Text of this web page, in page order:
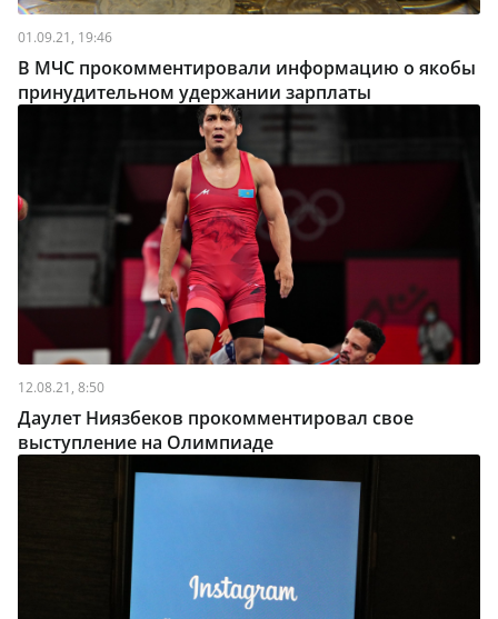
01.09.21, 19:46
В МЧС прокомментировали информацию о якобы
принудительном удержании зарплаты
12.08.21, 8:50
Даулет Ниязбеков прокомментировал свое
выступление на Олимпиаде